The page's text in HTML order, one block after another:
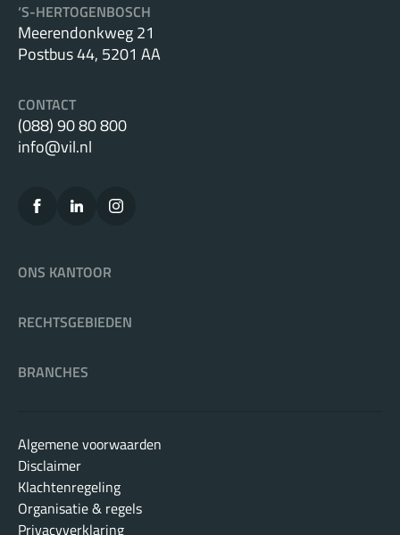
‘S-HERTOGENBOSCH
Meerendonkweg 21
Postbus 44, 5201 AA
CONTACT
(088) 90 80 800
info@vil.nl
ONS KANTOOR
RECHTSGEBIEDEN
BRANCHES
Algemene voorwaarden
Disclaimer
Klachtenregeling
Organisatie & regels
Privacyverklaring